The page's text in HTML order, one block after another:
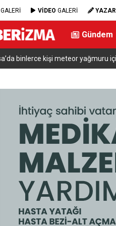
GALERİ VİDEO GALERİ
Gündem
Bursa’da huzur uygulaması: 21